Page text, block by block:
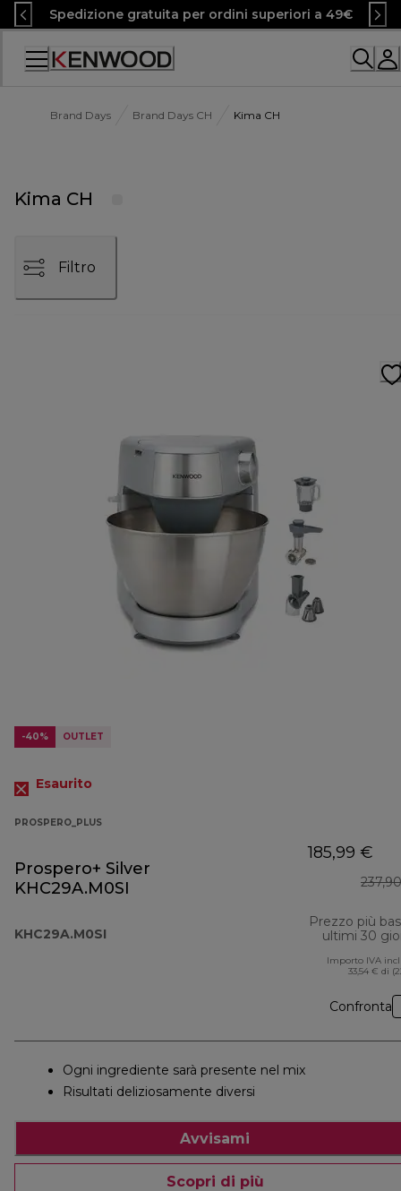
Skip
to
Content
Spedizione gratuita per ordini superiori a 49€
Accessibility
Brand Days Brand Days CH Kima CH
Kima CH
Filtro
-40% OUTLET
Esaurito
PROSPERO_PLUS
Prospero+ Silver
KHC29A.M0SI
KHC29A.M0SI
185,99 €
Prezzo più
ultimi 30
Importo IVA
33,54 € di
Confronta
Ogni ingrediente sarà presente nel mix
Risultati deliziosamente diversi
Avvisami
Scopri di più